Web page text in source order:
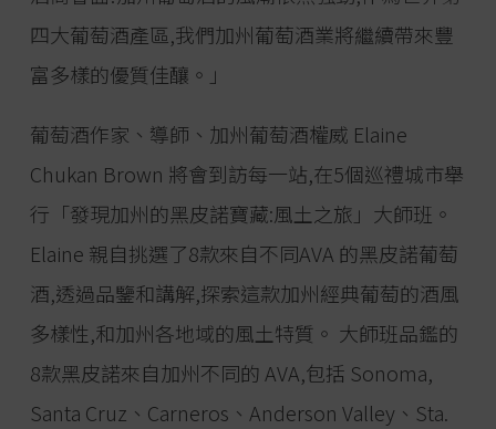
四大葡萄酒產區,我們加州葡萄酒業將繼續帶來豐
富多樣的優質佳釀。」
葡萄酒作家、導師、加州葡萄酒權威 Elaine
Chukan Brown 將會到訪每一站,在5個巡禮城市舉
行「發現加州的黑皮諾寶藏:風土之旅」大師班。
Elaine 親自挑選了8款來自不同AVA 的黑皮諾葡萄
酒,透過品鑒和講解,探索這款加州經典葡萄的酒風
多樣性,和加州各地域的風土特質。 大師班品鑑的
8款黑皮諾來自加州不同的 AVA,包括 Sonoma,
Santa Cruz、Carneros、Anderson Valley、Sta.